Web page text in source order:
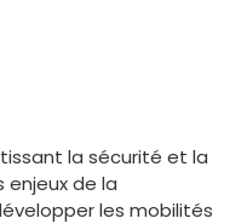
la sécurité et la
enjeux de la
les mobilités